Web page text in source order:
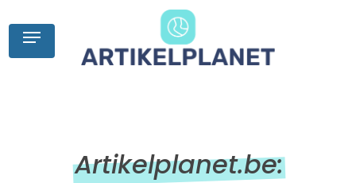
content
Menu
Artikelplanet.be: